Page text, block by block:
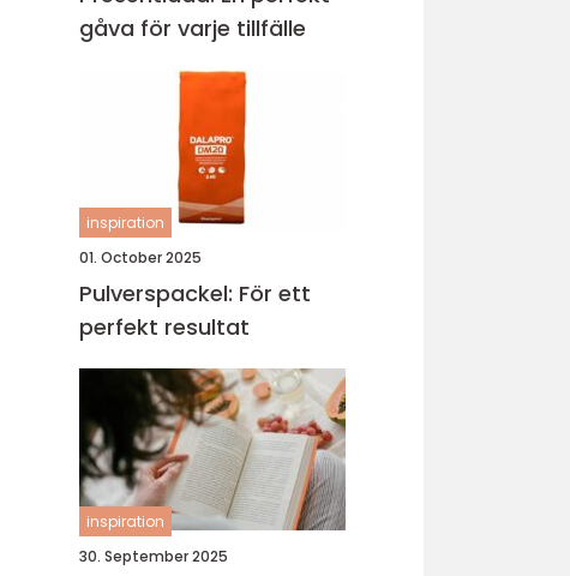
gåva för varje tillfälle
inspiration
01. October 2025
Pulverspackel: För ett
perfekt resultat
inspiration
30. September 2025